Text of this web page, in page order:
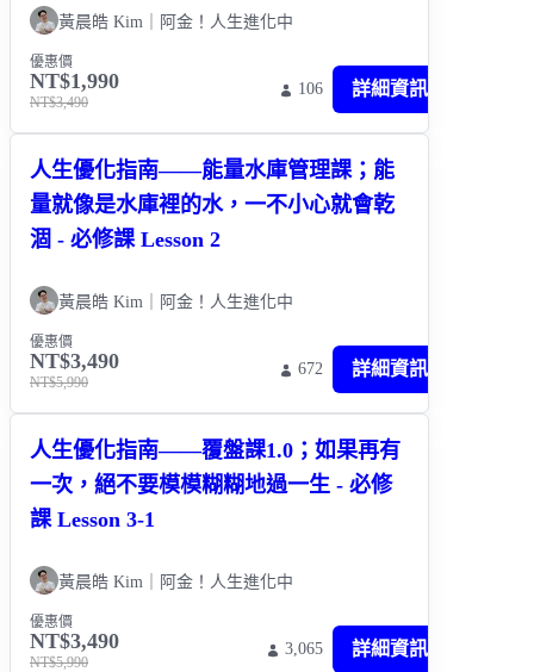
黃晨皓 Kim｜阿金！人生進化中
優惠價
NT$1,990
NT$3,490
106 詳細資訊
人生優化指南——能量水庫管理課；能
量就像是水庫裡的水，一不小心就會乾
涸 - 必修課 Lesson 2
黃晨皓 Kim｜阿金！人生進化中
優惠價
NT$3,490
NT$5,990
672 詳細資訊
人生優化指南——覆盤課1.0；如果再有
一次，絕不要模模糊糊地過一生 - 必修
課 Lesson 3-1
黃晨皓 Kim｜阿金！人生進化中
優惠價
NT$3,490
NT$5,990
3,065 詳細資訊